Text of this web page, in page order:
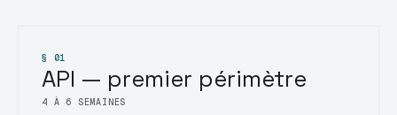
§ 01
API — premier périmètre
4 À 6 SEMAINES